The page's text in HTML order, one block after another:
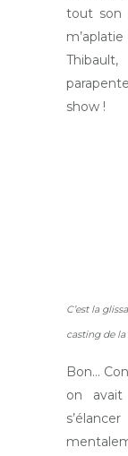
tout son
show !
C’est la
casting de la
Bon…
on